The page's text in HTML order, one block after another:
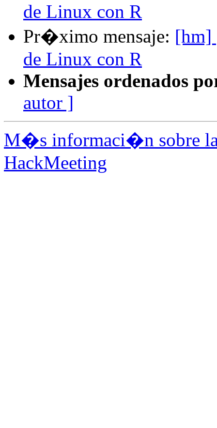
de Linux con R
Pr�ximo mensaje: [hm]
de Linux con R
Mensajes ordenados
autor ]
M�s informaci�n sobre
HackMeeting